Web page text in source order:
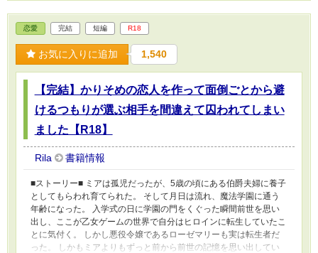
恋愛 完結 短編 R18
お気に入りに追加 1,540
【完結】かりそめの恋人を作って面倒ごとから避
けるつもりが選ぶ相手を間違えて囚われてしまい
ました【R18】
Rila 書籍情報
■ストーリー■ ミアは孤児だったが、5歳の頃にある伯爵夫婦に養子
としてもらわれ育てられた。 そして月日は流れ、魔法学園に通う
年齢になった。 入学式の日に学園の門をくぐった瞬間前世を思い
出し、ここが乙女ゲームの世界で自分はヒロインに転生していたこ
とに気付く。 しかし悪役令嬢であるローゼマリーも実は転生者だ
った。 しかもミアよりもずっと前から前世の記憶を思い出してい